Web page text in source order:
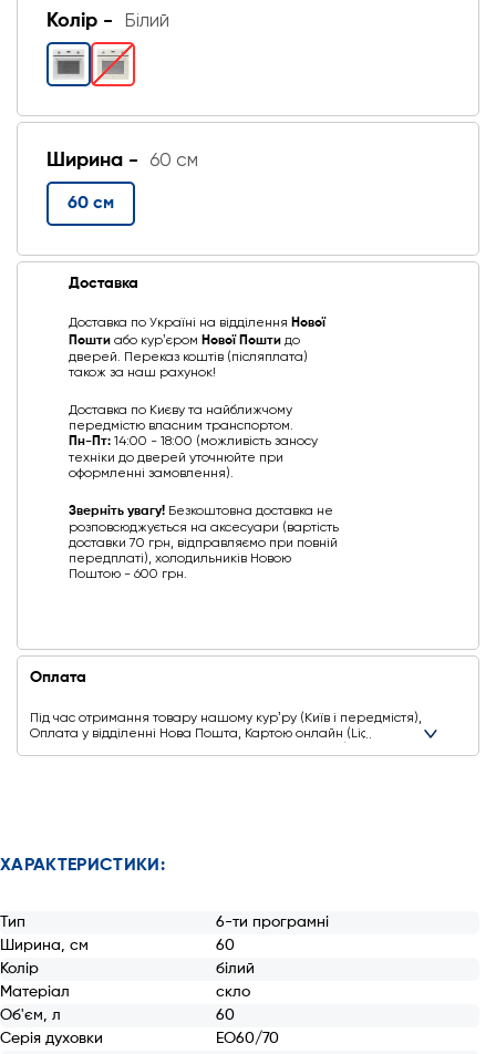
Колір - Білий
Ширина - 60 см
60 см
Доставка
Доставка по Україні на відділення Нової
Пошти або курʼєром Нової Пошти до
дверей. Переказ коштів (післяплата)
також за наш рахунок!
Доставка по Києву та найближчому
передмістю власним транспортом.
Пн-Пт: 14:00 - 18:00 (можливість заносу
техніки до дверей уточнюйте при
оформленні замовлення).
Зверніть увагу! Безкоштовна доставка не
розповсюджується на аксесуари (вартість
доставки 70 грн, відправляємо при повній
передплаті), холодильників Новою
Поштою - 600 грн.
Оплата
Під час отримання товару нашому курʼру (Київ і передмістя),
Оплата у відділенні Нова Пошта, Картою онлайн (Liqpay,
ХАРАКТЕРИСТИКИ:
Тип
6-ти програмні
Ширина, см
60
Колір
білий
Матеріал
скло
Об'єм, л
60
Серія духовки
EO60/70